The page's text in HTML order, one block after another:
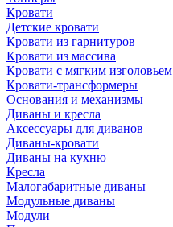
Кровати
Детские кровати
Кровати из гарнитуров
Кровати из массива
Кровати с мягким изголовьем
Кровати-трансформеры
Основания и механизмы
Диваны и кресла
Аксессуары для диванов
Диваны-кровати
Диваны на кухню
Кресла
Малогабаритные диваны
Модульные диваны
Модули